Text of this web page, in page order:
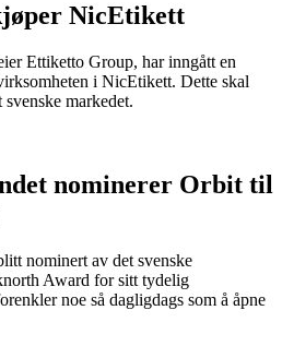
NicEtikett
Ettiketto Group, har inngått en
i NicEtikett. Dette skal
markedet.
nominerer Orbit til
nominert av det svenske
Award for sitt tydelig
noe så dagligdags som å åpne